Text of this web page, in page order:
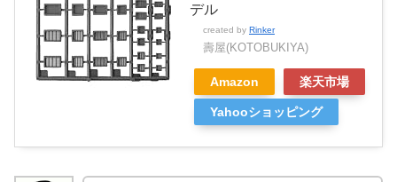
デル
created by Rinker
壽屋(KOTOBUKIYA)
Amazon 楽天市場
Yahooショッピング